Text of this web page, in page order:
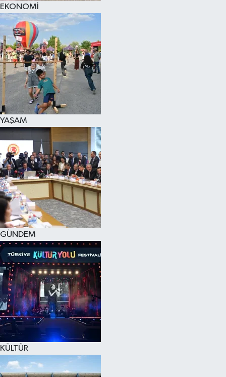
EKONOMİ
YAŞAM
GÜNDEM
KÜLTÜR
SPOR
KÜLTÜR SANAT
FRAGMANLAR